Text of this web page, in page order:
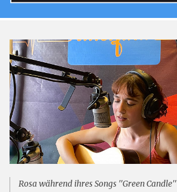
Rosa während ihres Songs "Green Candle"